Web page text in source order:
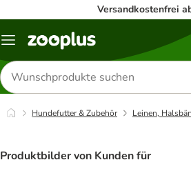
Versandkostenfrei
Menü
Produkte
suchen
Hundefutter & Zubehör Leinen,
Produktbilder von Kunden für